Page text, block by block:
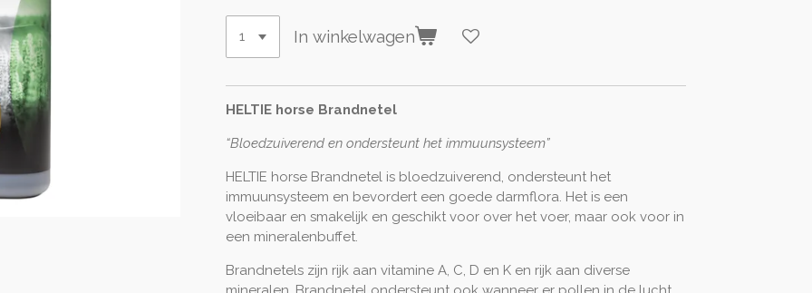
In winkelwagen
HELTIE horse Brandnetel
“Bloedzuiverend en ondersteunt het immuunsysteem”
HELTIE horse Brandnetel is bloedzuiverend, ondersteunt het
immuunsysteem en bevordert een goede darmflora. Het is een
vloeibaar en smakelijk en geschikt voor over het voer, maar ook voor in
een mineralenbuffet.
Brandnetels zijn rijk aan vitamine A, C, D en K en rijk aan diverse